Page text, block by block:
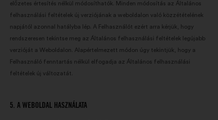
előzetes értesítés nélkül módosíthatók. Minden módosítás az Általános
felhasználási feltételek új verziójának a weboldalon való közzétételének
napjától azonnal hatályba lép. A Felhasználót ezért arra kérjük, hogy
rendszeresen tekintse meg az Általános felhasználási feltételek legújabb
verzióját a Weboldalon. Alapértelmezett módon úgy tekintjük, hogy a
Felhasználó fenntartás nélkül elfogadja az Általános felhasználási
feltételek új változatát.
5. A WEBOLDAL HASZNÁLATA